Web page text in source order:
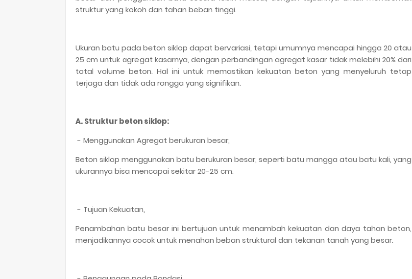
struktur yang kokoh dan tahan beban tinggi.
Ukuran batu pada beton siklop dapat bervariasi, tetapi umumnya mencapai hingga 20 atau
25 cm untuk agregat kasarnya, dengan perbandingan agregat kasar tidak melebihi 20% dari
total volume beton. Hal ini untuk memastikan kekuatan beton yang menyeluruh tetap
terjaga dan tidak ada rongga yang signifikan.
A. Struktur beton siklop:
- Menggunakan Agregat berukuran besar,
Beton siklop menggunakan batu berukuran besar, seperti batu mangga atau batu kali, yang
ukurannya bisa mencapai sekitar 20-25 cm.
- Tujuan Kekuatan,
Penambahan batu besar ini bertujuan untuk menambah kekuatan dan daya tahan beton,
menjadikannya cocok untuk menahan beban struktural dan tekanan tanah yang besar.